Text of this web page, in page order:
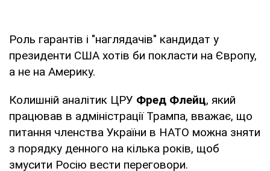
Роль гарантів і "наглядачів" кандидат у
президенти США хотів би покласти на Європу,
а не на Америку.
Колишній аналітик ЦРУ Фред Флейц, який
працював в адміністрації Трампа, вважає, що
питання членства України в НАТО можна зняти
з порядку денного на кілька років, щоб
змусити Росію вести переговори.